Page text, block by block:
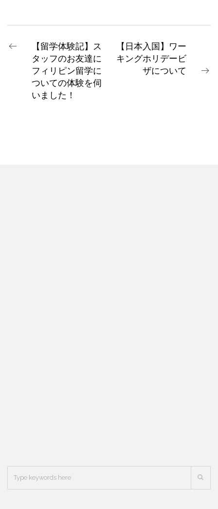
【留学体験記】ス
タッフのお友達に
フィリピン留学に
ついての体験を伺
いました！
【日本入国】ワー
キングホリデービ
ザについて